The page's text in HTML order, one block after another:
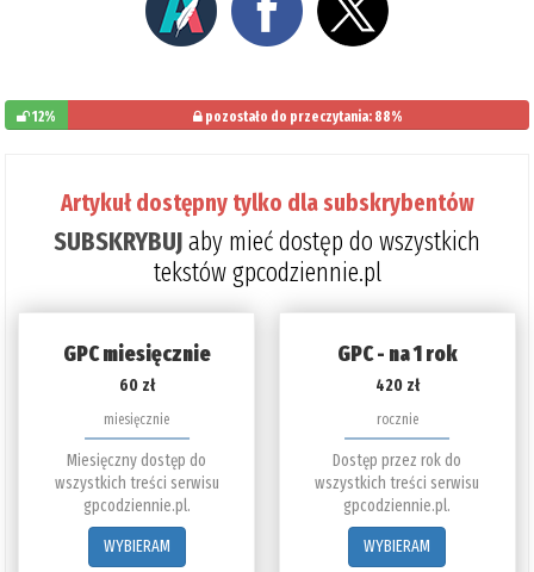
12% pozostało do przeczytania: 88%
Artykuł dostępny tylko dla subskrybentów
SUBSKRYBUJaby mieć dostęp do wszystkich
tekstów gpcodziennie.pl
GPC miesięcznie
60 zł
miesięcznie
Miesięczny dostęp do
wszystkich treści serwisu
gpcodziennie.pl.
WYBIERAM
GPC - na 1 rok
420 zł
rocznie
Dostęp przez rok do
wszystkich treści serwisu
gpcodziennie.pl.
WYBIERAM